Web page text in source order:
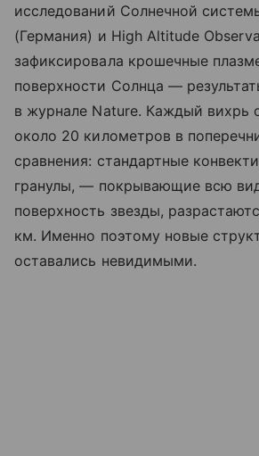
исследований Солнечной
(Германия) и High Altitude
зафиксировала крошечные
поверхности Солнца —
в журнале Nature. Каждый вихрь
около 20 километров в
сравнения: стандартные
гранулы, — покрывающие всю
поверхность звезды,
км. Именно поэтому новые
оставались невидимыми.